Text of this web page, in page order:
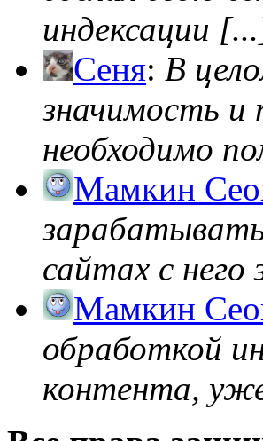
индексации
Сеня: В
значимость и
необходимо
Мамкин
сайтах с него
Мамкин
обработкой
контента,